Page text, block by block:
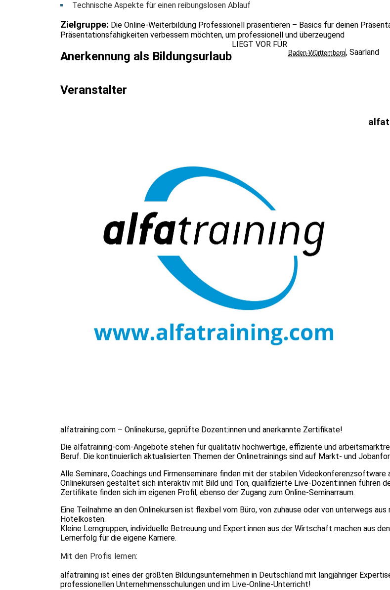
Technische Aspekte für einen reibungslosen Ablauf
Zielgruppe: Die Online-Weiterbildung Professionell präsentieren – Basics für deinen
Präsentationsfähigkeiten verbessern möchten, um professionell und überzeugend
Anerkennung als Bildungsurlaub
LIEGT VOR FÜR
Baden-Württemberg, Saarland
Veranstalter
alfatraining.com – Onlinekurse, geprüfte Dozent:innen und anerkannte Zertifikate!
Die alfatraining-com-Angebote stehen für qualitativ hochwertige, effiziente und
Beruf. Die kontinuierlich aktualisierten Themen der Onlinetrainings sind auf Markt- und
Alle Seminare, Coachings und Firmenseminare finden mit der stabilen
Onlinekursen gestaltet sich interaktiv mit Bild und Ton, qualifizierte Live-Dozent:innen führen
Zertifikate finden sich im eigenen Profil, ebenso der Zugang zum Online-Seminarraum.
Eine Teilnahme an den Onlinekursen ist flexibel vom Büro, von zuhause oder von unterwegs
Hotelkosten.
Kleine Lerngruppen, individuelle Betreuung und Expert:innen aus der Wirtschaft machen aus
Lernerfolg für die eigene Karriere.
Mit den Profis lernen:
alfatraining ist eines der größten Bildungsunternehmen in Deutschland mit langjähriger
professionellen Unternehmensschulungen und im Live-Online-Unterricht!